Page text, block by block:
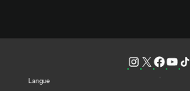
Langue